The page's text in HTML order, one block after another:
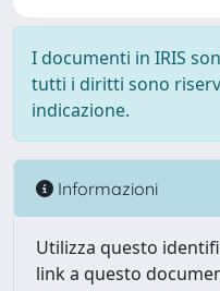
I documenti in IRIS
tutti i diritti sono
indicazione.
Informazioni
Utilizza questo
link a questo